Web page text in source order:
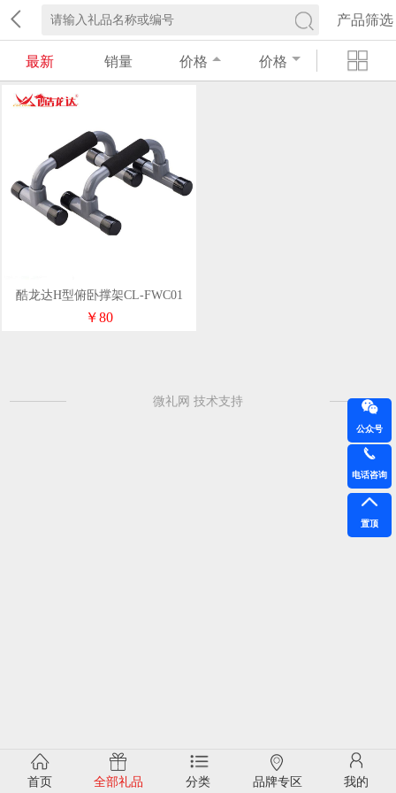
产品筛选
最新 销量 价格 价格
酷龙达H型俯卧撑架CL-FWC01
￥80
微礼网 技术支持
首页 全部礼品 分类 品牌专区 我的
公众号
电话咨询
置顶